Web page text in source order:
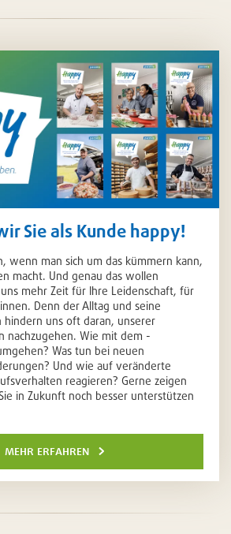
Sie als Kunde happy!
wenn man sich um das kümmern kann,
macht. Und genau das wollen
mehr Zeit für Ihre Leidenschaft, für
Denn der Alltag und seine
hindern uns oft daran, unserer
nachzugehen. Wie mit dem
Was tun bei neuen
Und wie auf veränderte
reagieren? Gerne zeigen
in Zukunft noch besser unterstützen
mehr erfahren